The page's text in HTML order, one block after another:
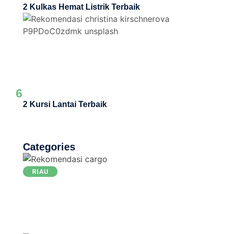
2 Kulkas Hemat Listrik Terbaik
6
2 Kursi Lantai Terbaik
Categories
RIAU